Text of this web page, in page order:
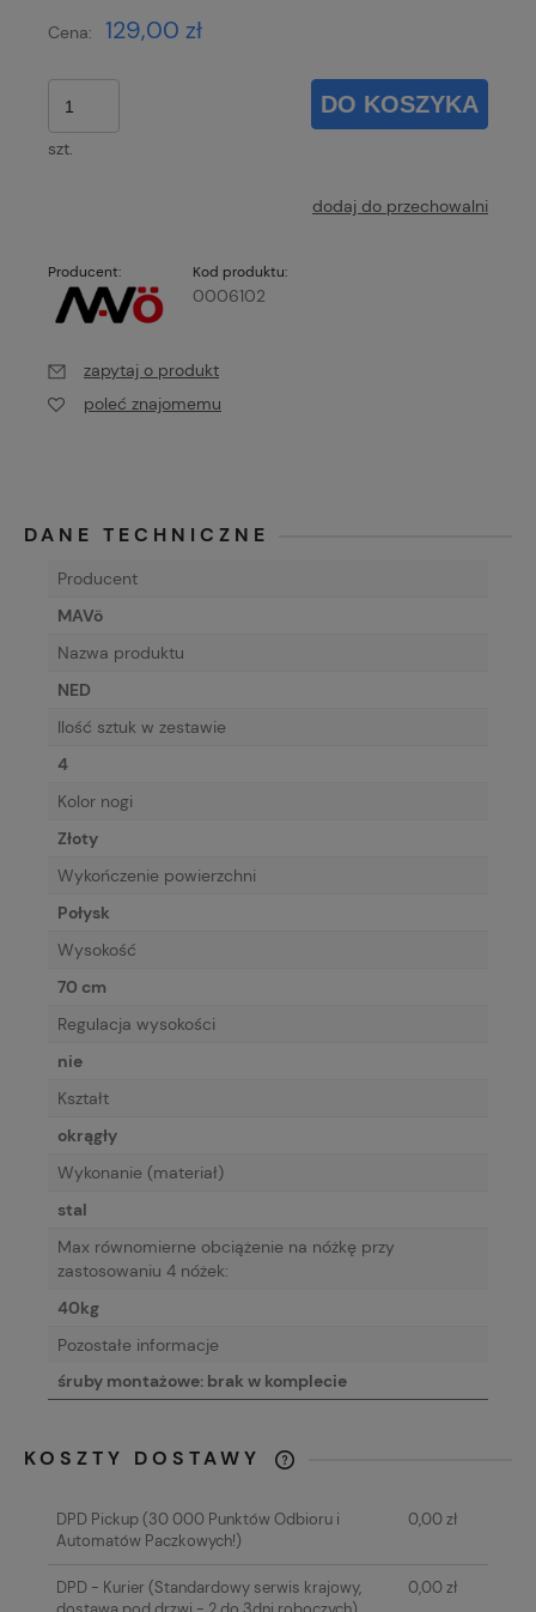
Cena: 129,00 zł
szt.
DO KOSZYKA
dodaj do przechowalni
Producent: Kod produktu:
0006102
zapytaj o produkt
poleć znajomemu
DANE TECHNICZNE
Producent
MAVö
Nazwa produktu
NED
Ilość sztuk w zestawie
4
Kolor nogi
Złoty
Wykończenie powierzchni
Połysk
Wysokość
70 cm
Regulacja wysokości
nie
Kształt
okrągły
Wykonanie (materiał)
stal
Max równomierne obciążenie na nóżkę przy
zastosowaniu 4 nóżek:
40kg
Pozostałe informacje
śruby montażowe: brak w komplecie
KOSZTY DOSTAWY
KOSZTÓW PŁATNOŚCI
DPD Pickup(30 000 Punktów Odbioru i
Automatów Paczkowych!)
0,00 zł
DPD - Kurier(Standardowy serwis krajowy,
0,00 zł